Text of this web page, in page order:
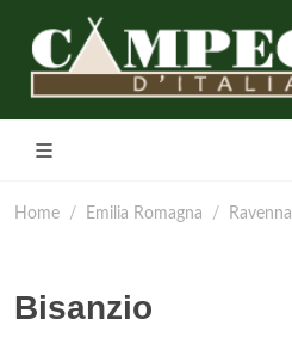
Home Emilia Romagna Ravenna
Bisanzio